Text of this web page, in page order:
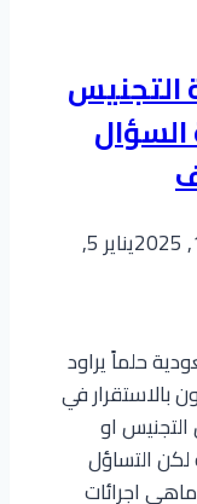
يناير 5,
حلماً يراود
بالاستقرار في
التجنيس او
التساؤل
اجرائات